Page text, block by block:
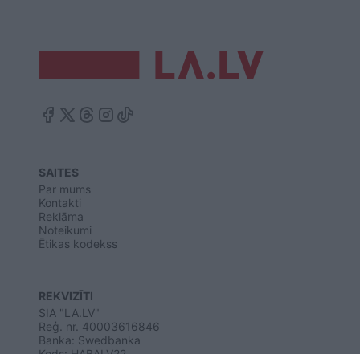
SAITES
Par mums
Kontakti
Reklāma
Noteikumi
Ētikas kodekss
REKVIZĪTI
SIA "LA.LV"
Reģ. nr. 40003616846
Banka: Swedbanka